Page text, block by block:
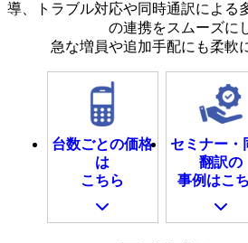
導、トラブル対応や同時通訳による
の連携をスムーズに
急な増員や追加手配にも柔軟
台数ごとの価格
は
こちら
セミナー・
翻訳の
事例はこ